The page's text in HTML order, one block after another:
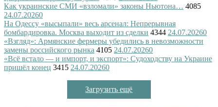
Как украинские СМИ «взломали» законы Ньютона… 4085
24.07.20260
На Одессу «высыпали» весь арсенал: Непрерывная
бомбардировка. Москва выходит из сделки 4344 24.07.20260
«Взгляд»: Армянские фермеры убедились в невозможности
замены российского рынка 4105 24.07.20260
«Всё встало — и импорт, и экспорт»: Судоходству на Украине
пришёл конец 3415 24.07.20260
Загрузить ещё